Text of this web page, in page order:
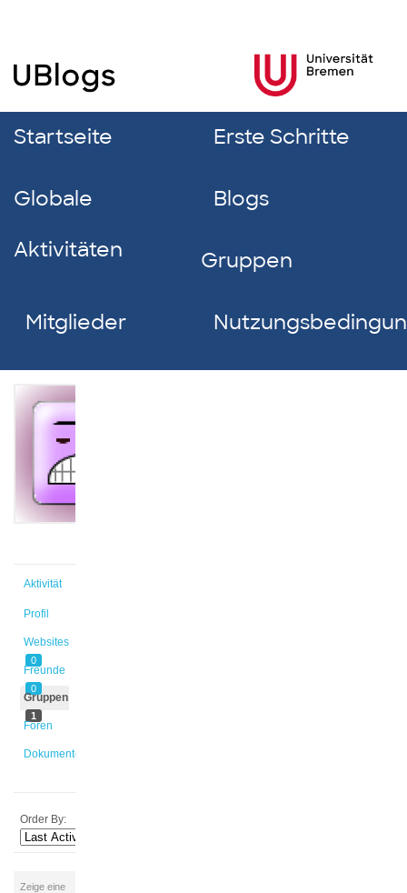
Startseite Erste Schritte
Globale
Aktivitäten
Blogs
Gruppen
Mitglieder
Aktivität
Profil
Websites
0
Freunde
0
Gruppen
1
Foren
Dokumente
Order By:
Zeige eine